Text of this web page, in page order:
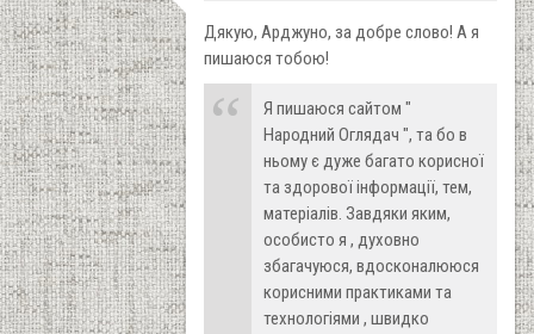
Дякую, Арджуно, за добре слово! А я
пишаюся тобою!
Я пишаюся сайтом "
Народний Оглядач ", та бо в
ньому є дуже багато корисної
та здорової інформації, тем,
матеріалів. Завдяки яким,
особисто я , духовно
збагачуюся, вдосконалююся
корисними практиками та
технологіями , швидко